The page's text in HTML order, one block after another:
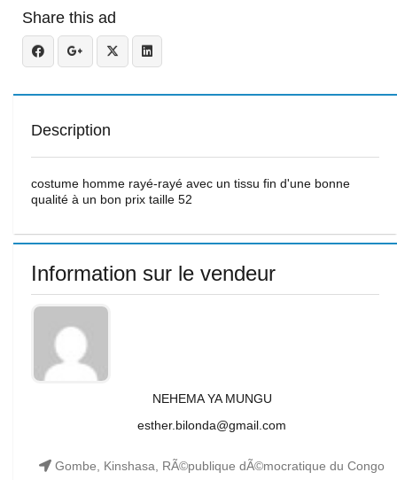
Share this ad
Description
costume homme rayé-rayé avec un tissu fin d'une bonne
qualité à un bon prix taille 52
Information sur le vendeur
NEHEMA YA MUNGU
esther.bilonda@gmail.com
Gombe, Kinshasa, RÃ©publique dÃ©mocratique du Congo